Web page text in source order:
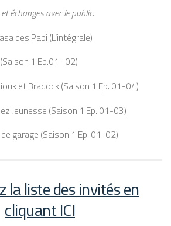
échanges avec le public.
des Papi (L’intégrale)
1 Ep.01- 02)
et Bradock (Saison 1 Ep. 01-04)
Jeunesse (Saison 1 Ep. 01-03)
garage (Saison 1 Ep. 01-02)
la liste des invités en
cliquant ICI